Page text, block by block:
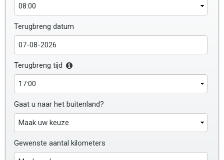
Terugbreng datum
Terugbreng tijd
Gaat u naar het buitenland?
Gewenste aantal kilometers